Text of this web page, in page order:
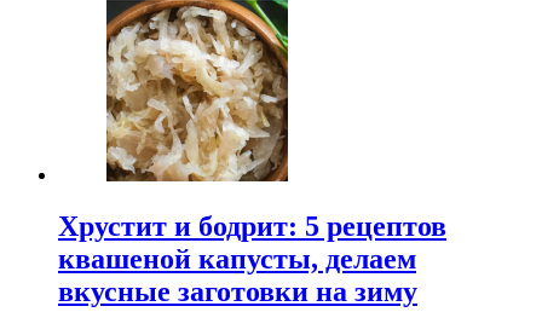
Хрустит и бодрит: 5 рецептов
квашеной капусты, делаем
вкусные заготовки на зиму